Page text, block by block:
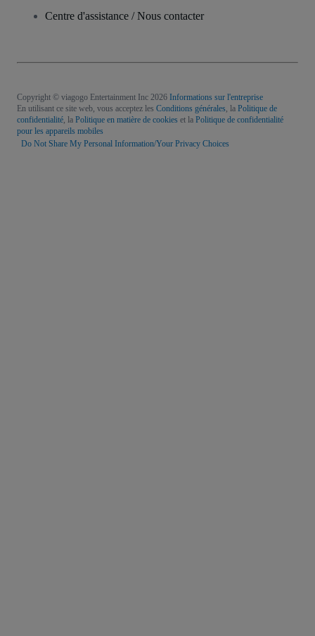
Centre d'assistance / Nous contacter
Copyright © viagogo Entertainment Inc 2026 Informations sur l'entreprise
En utilisant ce site web, vous acceptez les Conditions générales , la Politique de
confidentialité , la Politique en matière de cookies et la Politique de confidentialité
pour les appareils mobiles
Do Not Share My Personal Information/Your Privacy Choices